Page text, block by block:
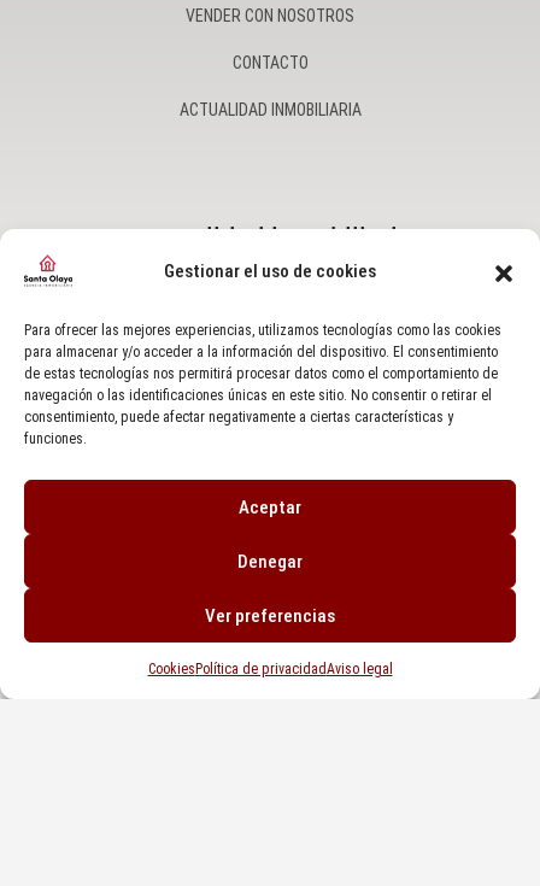
Gestionar el uso de cookies
Para ofrecer las mejores experiencias, utilizamos tecnologías como las cookies
para almacenar y/o acceder a la información del dispositivo. El consentimiento
de estas tecnologías nos permitirá procesar datos como el comportamiento de
navegación o las identificaciones únicas en este sitio. No consentir o retirar el
consentimiento, puede afectar negativamente a ciertas características y
funciones.
Aceptar
Denegar
Ver preferencias
Cookies Política de privacidadAviso legal
VENDER CON NOSOTROS
CONTACTO
ACTUALIDAD INMOBILIARIA
Actualidad inmobiliaria
CÓMO ENSEÑAR TU CASA PARA VENDERLA
OCTUBRE 18, 2023
SEPTIEMBRE 29, 2023
COMPRAR UNA VIVIENDA PARA REFORMAR